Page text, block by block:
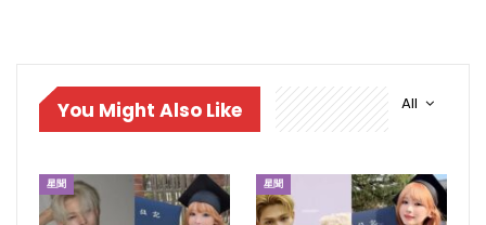
All
You Might Also Like
星聞 星聞